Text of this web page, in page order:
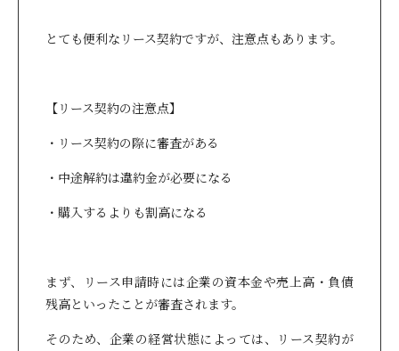
とても便利なリース契約ですが、注意点もあります。
【リース契約の注意点】
・リース契約の際に審査がある
・中途解約は違約金が必要になる
・購入するよりも割高になる
まず、リース申請時には企業の資本金や売上高・負債
残高といったことが審査されます。
そのため、企業の経営状態によっては、リース契約が